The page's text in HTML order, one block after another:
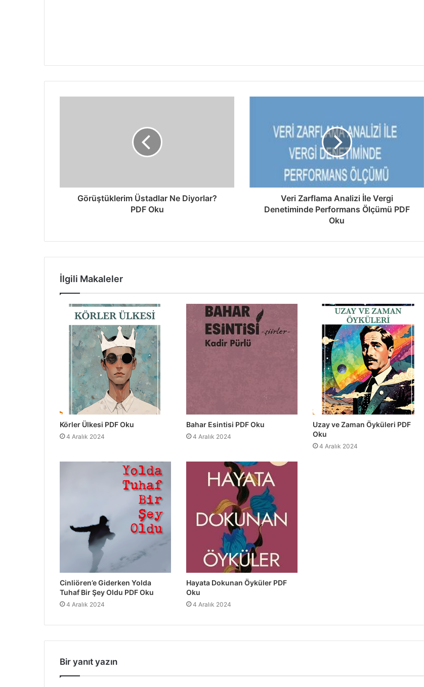
Görüştüklerim Üstadlar Ne Diyorlar?
PDF Oku
Veri Zarflama Analizi İle Vergi
Denetiminde Performans Ölçümü PDF
Oku
İlgili Makaleler
Körler Ülkesi PDF Oku
4 Aralık 2024
Bahar Esintisi PDF Oku
4 Aralık 2024
Uzay ve Zaman Öyküleri PDF
Oku
4 Aralık 2024
Cinliören’e Giderken Yolda
Tuhaf Bir Şey Oldu PDF Oku
4 Aralık 2024
Hayata Dokunan Öyküler PDF
Oku
4 Aralık 2024
Bir yanıt yazın